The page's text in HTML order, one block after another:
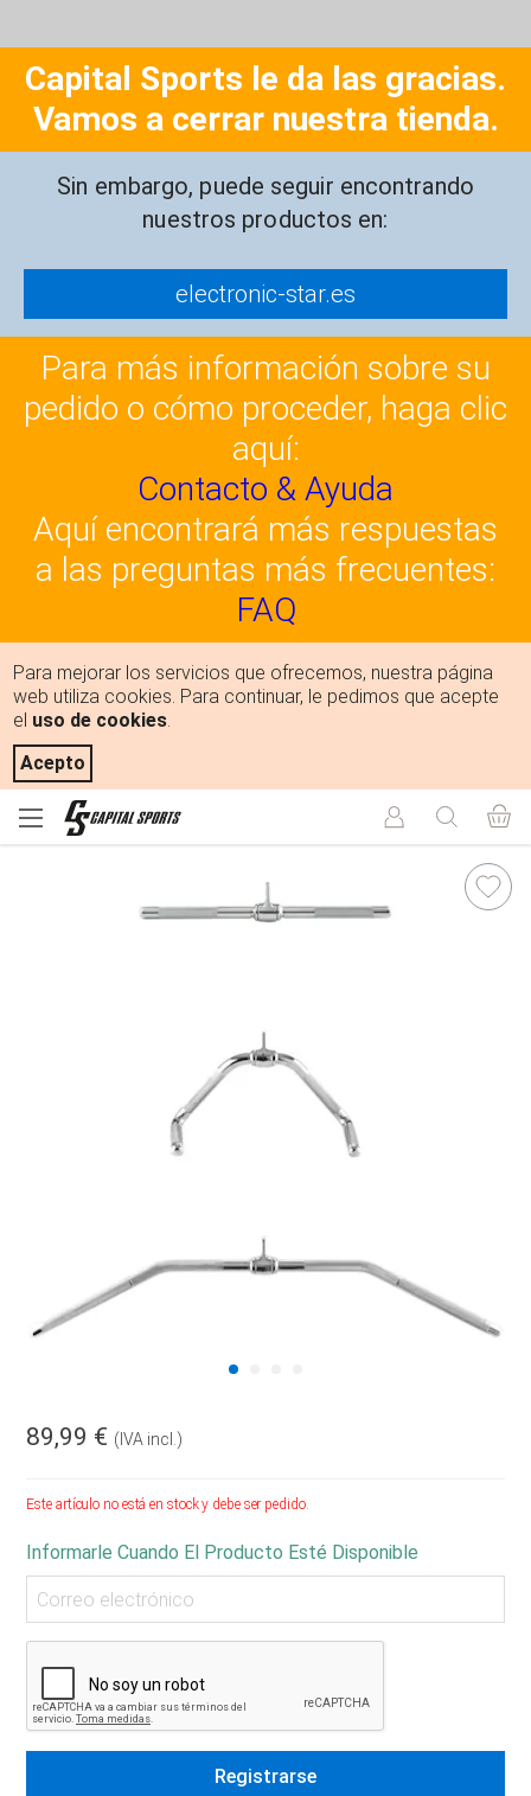
Capital Sports le da las gracias.
Vamos a cerrar nuestra tienda.
Sin embargo, puede seguir encontrando
nuestros productos en:
electronic-star.es
Para más información sobre su
pedido o cómo proceder, haga clic
aquí:
Contacto & Ayuda
Aquí encontrará más respuestas
a las preguntas más frecuentes:
FAQ
Para mejorar los servicios que ofrecemos, nuestra página
web utiliza cookies. Para continuar, le pedimos que acepte
el uso de cookies.
Acepto
89,99 € (IVA incl.)
Este artículo no está en stock y debe ser pedido.
Informarle Cuando El Producto Esté Disponible